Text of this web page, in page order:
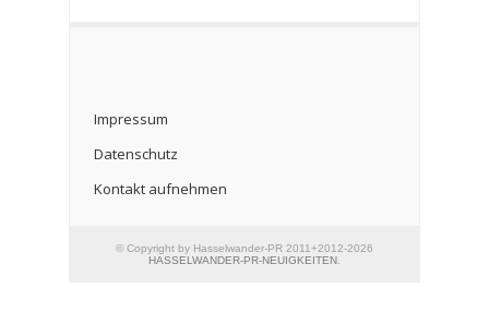
Impressum
Datenschutz
Kontakt aufnehmen
© Copyright by Hasselwander-PR 2011+2012-2026
HASSELWANDER-PR-NEUIGKEITEN.